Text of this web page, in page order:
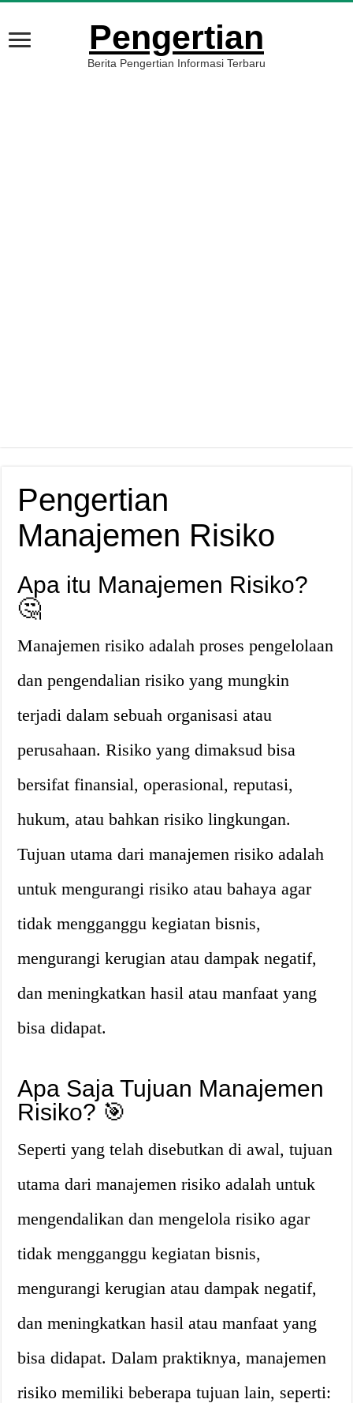
Pengertian
Berita Pengertian Informasi Terbaru
Pengertian
Manajemen Risiko
Apa itu Manajemen Risiko?
🤔
Manajemen risiko adalah proses pengelolaan
dan pengendalian risiko yang mungkin
terjadi dalam sebuah organisasi atau
perusahaan. Risiko yang dimaksud bisa
bersifat finansial, operasional, reputasi,
hukum, atau bahkan risiko lingkungan.
Tujuan utama dari manajemen risiko adalah
untuk mengurangi risiko atau bahaya agar
tidak mengganggu kegiatan bisnis,
mengurangi kerugian atau dampak negatif,
dan meningkatkan hasil atau manfaat yang
bisa didapat.
Apa Saja Tujuan Manajemen
Risiko? 🎯
Seperti yang telah disebutkan di awal, tujuan
utama dari manajemen risiko adalah untuk
mengendalikan dan mengelola risiko agar
tidak mengganggu kegiatan bisnis,
mengurangi kerugian atau dampak negatif,
dan meningkatkan hasil atau manfaat yang
bisa didapat. Dalam praktiknya, manajemen
risiko memiliki beberapa tujuan lain, seperti: